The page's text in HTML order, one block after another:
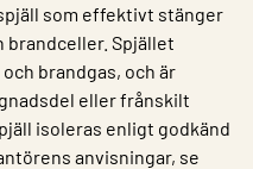
som effektivt stänger
Spjället
brandgas, och är
eller frånskilt
isoleras enligt godkänd
anvisningar, se